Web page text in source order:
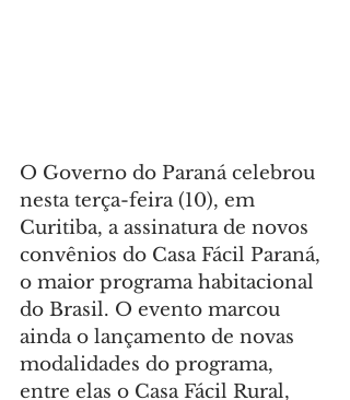
O Governo do Paraná celebrou
nesta terça-feira (10), em
Curitiba, a assinatura de novos
convênios do Casa Fácil Paraná,
o maior programa habitacional
do Brasil. O evento marcou
ainda o lançamento de novas
modalidades do programa,
entre elas o Casa Fácil Rural,